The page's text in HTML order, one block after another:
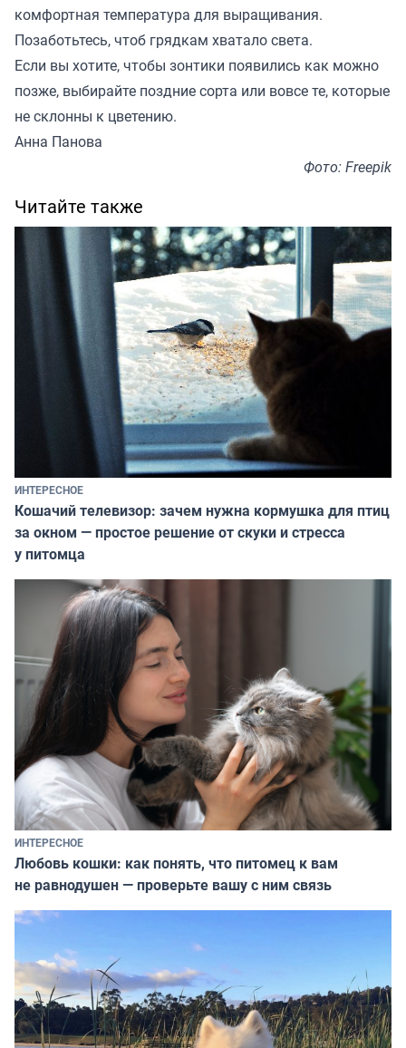
комфортная температура для выращивания.
Позаботьтесь, чтоб грядкам хватало света.
Если вы хотите, чтобы зонтики появились как можно
позже, выбирайте поздние сорта или вовсе те, которые
не склонны к цветению.
Анна Панова
Фото: Freepik
Читайте также
ИНТЕРЕСНОЕ
Кошачий телевизор: зачем нужна кормушка для птиц
за окном — простое решение от скуки и стресса
у питомца
ИНТЕРЕСНОЕ
Любовь кошки: как понять, что питомец к вам
не равнодушен — проверьте вашу с ним связь